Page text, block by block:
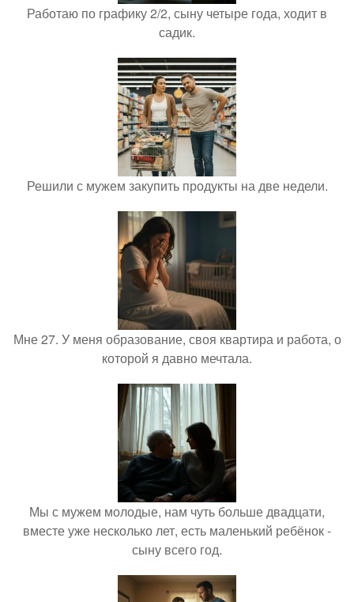
Работаю по графику 2/2, сыну четыре года, ходит в
садик.
Решили с мужем закупить продукты на две недели.
Мне 27. У меня образование, своя квартира и работа, о
которой я давно мечтала.
Мы с мужем молодые, нам чуть больше двадцати,
вместе уже несколько лет, есть маленький ребёнок -
сыну всего год.